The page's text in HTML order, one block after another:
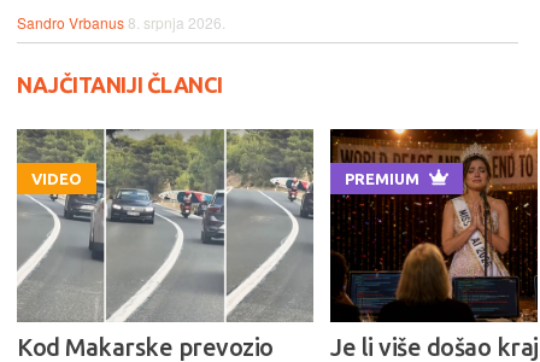
Sandro Vrbanus8. srpnja 2026.
NAJČITANIJI ČLANCI
VIDEO
Kod Makarske prevozio
PREMIUM
Je li više došao kraj